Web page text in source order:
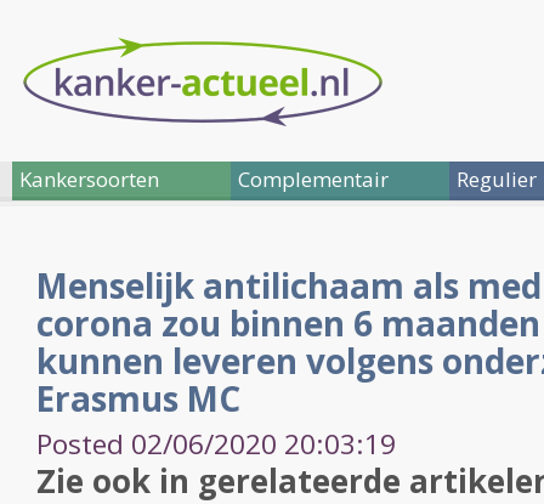
Kankersoorten Complementair Regulier
Menselijk antilichaam als
corona zou binnen 6
kunnen leveren volgens
Erasmus MC
Posted 02/06/2020 20:03:19
Zie ook in gerelateerde